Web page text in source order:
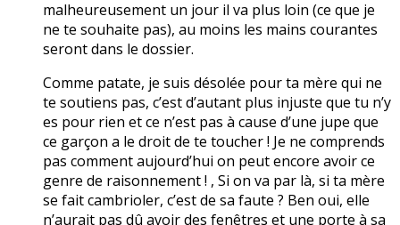
malheureusement un jour il va plus loin (ce que je
ne te souhaite pas), au moins les mains courantes
seront dans le dossier.
Comme patate, je suis désolée pour ta mère qui ne
te soutiens pas, c’est d’autant plus injuste que tu n’y
es pour rien et ce n’est pas à cause d’une jupe que
ce garçon a le droit de te toucher ! Je ne comprends
pas comment aujourd’hui on peut encore avoir ce
genre de raisonnement ! , Si on va par là, si ta mère
se fait cambrioler, c’est de sa faute ? Ben oui, elle
n’aurait pas dû avoir des fenêtres et une porte à sa